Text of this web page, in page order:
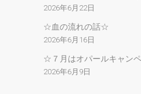
2026年6月22日
☆血の流れの話☆
2026年6月16日
☆７月はオパールキャン
2026年6月9日